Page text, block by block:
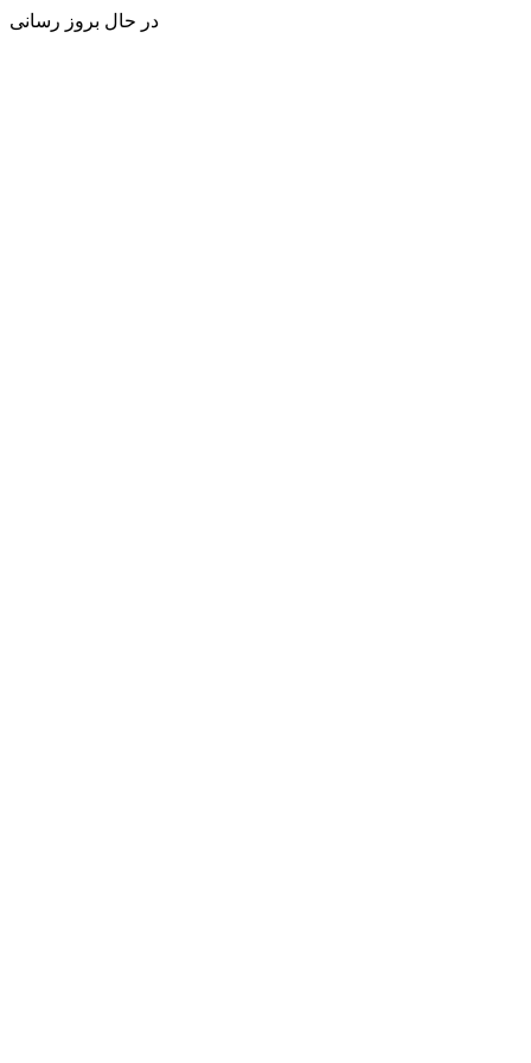
در حال بروز رسانی